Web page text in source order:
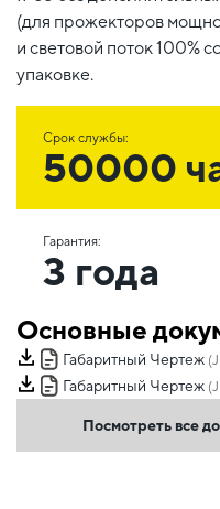
(для прожекторов
и световой поток 100%
упаковке.
Срок службы:
50000
Гарантия:
3 года
Основные
Габаритный Чертеж
Габаритный Чертеж
Посмотреть все